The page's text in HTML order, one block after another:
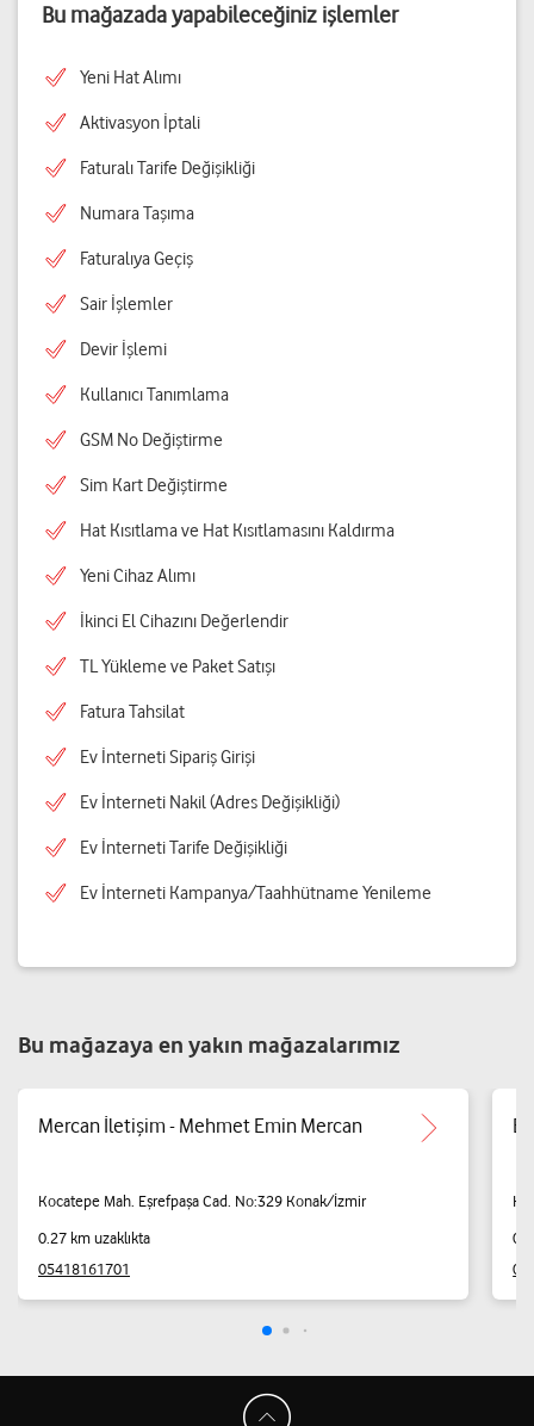
Bu mağazada yapabileceğiniz işlemler
Yeni Hat Alımı
Aktivasyon İptali
Faturalı Tarife Değişikliği
Numara Taşıma
Faturalıya Geçiş
Sair İşlemler
Devir İşlemi
Kullanıcı Tanımlama
GSM No Değiştirme
Sim Kart Değiştirme
Hat Kısıtlama ve Hat Kısıtlamasını Kaldırma
Yeni Cihaz Alımı
İkinci El Cihazını Değerlendir
TL Yükleme ve Paket Satışı
Fatura Tahsilat
Ev İnterneti Sipariş Girişi
Ev İnterneti Nakil (Adres Değişikliği)
Ev İnterneti Tarife Değişikliği
Ev İnterneti Kampanya/Taahhütname Yenileme
Bu mağazaya en yakın mağazalarımız
Mercan İletişim - Mehmet Emin Mercan
Kocatepe Mah. Eşrefpaşa Cad. No:329 Konak/İzmir
0.27 km uzaklıkta
05418161701